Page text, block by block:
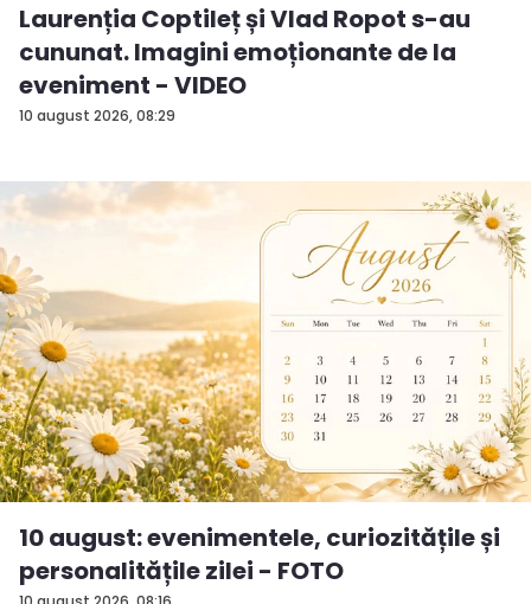
10 august 2026, 08:29
Laurenția Coptileț și Vlad Ropot s-au
cununat. Imagini emoționante de la
eveniment - VIDEO
10 august: evenimentele, curiozitățile și
personalitățile zilei - FOTO